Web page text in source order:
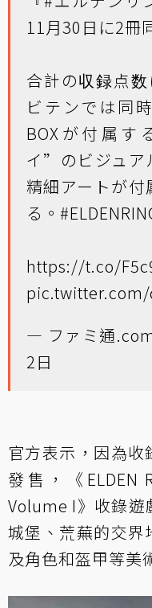
11月30日に2冊
合計の収録点
ビテンでは同
BOXが付属
イ”のビジュア
精細アートが
る。
https://t.co/
— ファミ通
2日
官方表示，因為
發售，《ELDEN
Volume I》收錄遊
城堡、荒蕪的交界
及角色和盔甲等美